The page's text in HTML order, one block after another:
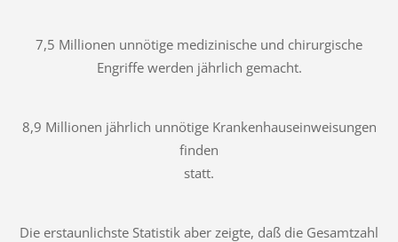
7,5 Millionen unnötige medizinische und chirurgische
Engriffe werden jährlich gemacht.
8,9 Millionen jährlich unnötige Krankenhauseinweisungen
finden
statt.
Die erstaunlichste Statistik aber zeigte, daß die Gesamtzahl